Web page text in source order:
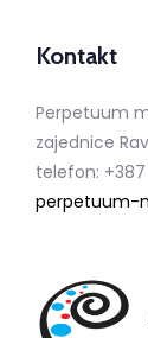
Kontakt
Perpetuum
zajednice
telefon: +387
perpetuum-